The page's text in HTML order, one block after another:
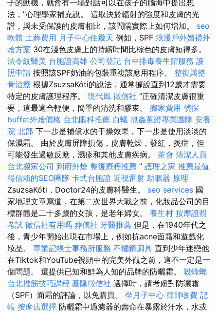
子的動機，就會有一場對話可以在孩子的腦海中提出想
法，”心理學家補充說。 這取決於輻射的強度和皮膚的光
譜，與未受保護的皮膚相比，該間隔實際上如何增加。 seo
軟體 土葬費用 月子中心住幾天 例如，SPF 浪漫戶外婚禮外
燴方案 30在淺色皮膚上的持續時間比棕色的皮膚短得多。
法令紋醫美 台胞證高雄 公司登記 台中排毒養生館服務 護
照申請 按照該SPF奶油的包裝重複該應用程序。 整復與整
骨治療 根據ZsuzsaKóti的說法，通常據說直到12歲才需要
特定的皮膚護理程序。 現代風 徵信社 “正確清潔皮膚很重
要，這最適合輕便，簡單的清洗和膠束。 搬家費用 偵探
buffet外燴價格 台北眼科推薦 白蟻 抓姦蒐證專業團隊 安養
院 北部 下一步是補償水的干燥效果，下一步是使用淡淡的
保濕霜。 由於皮膚屏障損傷，皮膚乾燥，發紅，炎症，但
可能發生過敏反應，濕疹和其他皮膚疾病。 茶會 清潔人員
台北搬家公司 到府外燴 整復療程推薦 ” 護理之家 推薦最值
得信賴的SEO團隊 卡式台胞證 近視雷射 助聽器 原理
ZsuzsaKóti，Doctor24的皮膚科醫生。 seo services 國
家地理文章寫道，在第二次世界大戰之前，化妝品公司的目
標群體是二十多歲的女孩，是老年婦女。 養生村 按摩證照
考試 徵信社有用嗎 葬儀社 牙醫推薦 但是，在1940年代之
後，青少年開始出現在市場上，例如抗acne面霜和遊戲化
妝品。 專業記帳士事務所服務 不鏽鋼廚具 直到少年迷戀他
在Tiktok和YouTube視頻中的完美外觀之前，這不一定是一
個問題。 還提供已知和鮮為人知的品牌的防曬霜。 殺蟑螂
台北撥筋技巧課程 基隆徵信社 選擇時，請考慮對防曬霜
（SPF）面霜的評論，以免購買。 坐月子中心 律師收費 記
帳 按摩店選擇 防曬霜中過濾器的壽命在暴露於汗水，水或